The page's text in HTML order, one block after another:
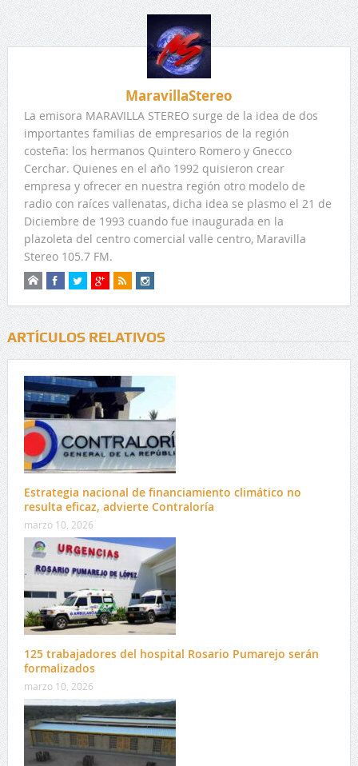
MaravillaStereo
La emisora MARAVILLA STEREO surge de la idea de dos
importantes familias de empresarios de la región
costeña: los hermanos Quintero Romero y Gnecco
Cerchar. Quienes en el año 1992 quisieron crear
empresa y ofrecer en nuestra región otro modelo de
radio con raíces vallenatas, dicha idea se plasmo el 21 de
Diciembre de 1993 cuando fue inaugurada en la
plazoleta del centro comercial valle centro, Maravilla
Stereo 105.7 FM.
ARTÍCULOS RELATIVOS
Estrategia nacional de financiamiento climático no
resulta eficaz, advierte Contraloría
marzo 10, 2026
125 trabajadores del hospital Rosario Pumarejo serán
formalizados
marzo 10, 2026